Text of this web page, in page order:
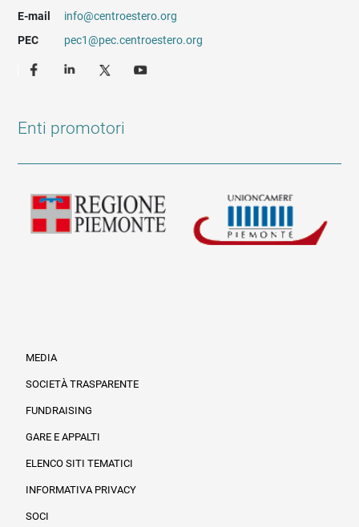
E-mail
info@centroestero.org
PEC
pec1@pec.centroestero.org
Enti promotori
MEDIA
SOCIETÀ TRASPARENTE
FUNDRAISING
GARE E APPALTI
ELENCO SITI TEMATICI
INFORMATIVA PRIVACY
SOCI